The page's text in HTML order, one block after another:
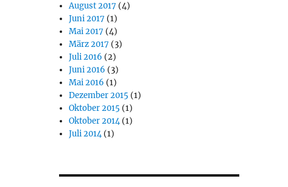
August 2017 (4)
Juni 2017 (1)
Mai 2017 (4)
März 2017 (3)
Juli 2016 (2)
Juni 2016 (3)
Mai 2016 (1)
Dezember 2015 (1)
Oktober 2015 (1)
Oktober 2014(1)
Juli 2014(1)